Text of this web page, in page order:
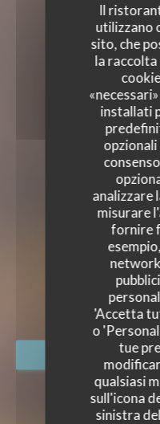
Il
utilizzano
sito, che
la raccolta
installati
analizzare
misurare
fornire
'Accetta
o
tue
qualsiasi
sull'icona
sinistra
IRISH
IRISH PUB